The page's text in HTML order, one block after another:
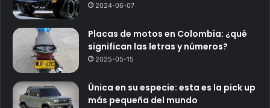
2024-06-07
Placas de motos en Colombia: ¿qué
significan las letras y números?
2025-05-15
Única en su especie: esta es la pick up
más pequeña del mundo